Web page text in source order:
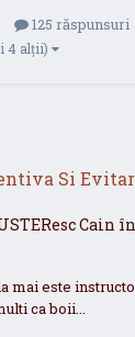
125 răspunsuri
4 alții)
Si
Cain în
mai este
ca boii...